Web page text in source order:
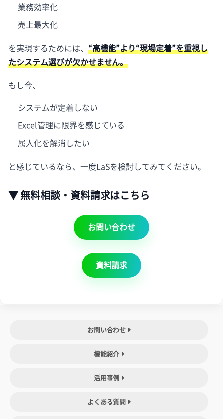
業務効率化
売上最大化
を実現するためには、 “高機能”より“現場定着”を重視し
たシステム選びが欠かせません。
もし今、
システムが定着しない
Excel管理に限界を感じている
属人化を解消したい
と感じているなら、一度LaSを検討してみてください。
▼ 無料相談・資料請求はこちら
お問い合わせ
資料請求
お問い合わせ
機能紹介
活用事例
よくある質問